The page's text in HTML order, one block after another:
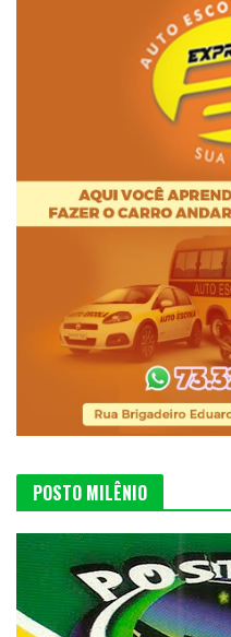
POSTO MILÊNIO